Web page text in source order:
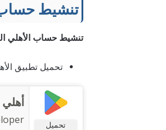
تنشيط حساب
تنشيط حساب الأهلي
تحميل تطبيق
تحميل